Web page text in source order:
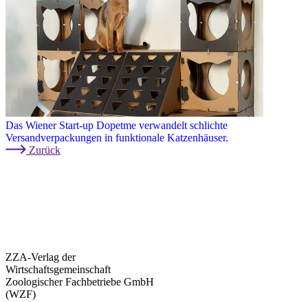
Das Wiener Start-up Dopetme verwandelt schlichte
Versandverpackungen in funktionale Katzenhäuser.
Zurück
ZZA-Verlag der
Wirtschaftsgemeinschaft
Zoologischer Fachbetriebe GmbH
(WZF)